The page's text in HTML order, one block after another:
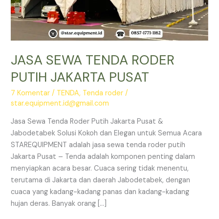
JASA SEWA TENDA RODER
PUTIH JAKARTA PUSAT
7 Komentar / TENDA, Tenda roder /
star.equipment.id@gmail.com
Jasa Sewa Tenda Roder Putih Jakarta Pusat &
Jabodetabek Solusi Kokoh dan Elegan untuk Semua Acara
STAREQUIPMENT adalah jasa sewa tenda roder putih
Jakarta Pusat – Tenda adalah komponen penting dalam
menyiapkan acara besar. Cuaca sering tidak menentu,
terutama di Jakarta dan daerah Jabodetabek, dengan
cuaca yang kadang-kadang panas dan kadang-kadang
hujan deras. Banyak orang […]